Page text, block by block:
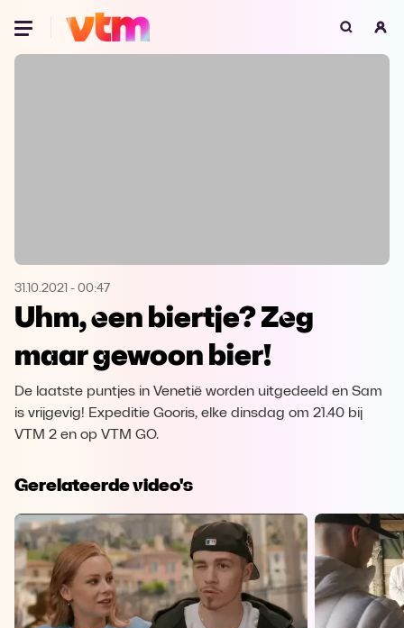
Oeps, browser niet ondersteund
Microsoft Edge Download
Opera
31.10.2021 - 00:47
Uhm, een biertje? Zeg
maar gewoon bier!
De laatste puntjes in Venetië worden uitgedeeld en Sam
is vrijgevig! Expeditie Gooris, elke dinsdag om 21.40 bij
VTM 2 en op VTM GO.
Gerelateerde video's